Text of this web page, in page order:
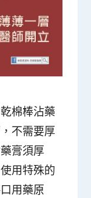
棉棒沾藥
不需要厚
膏須厚
用特殊的
用藥原